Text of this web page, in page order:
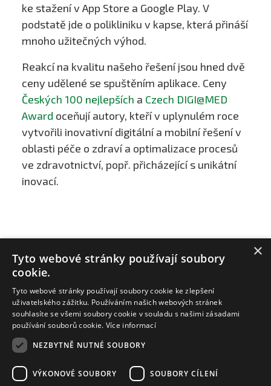
ke stažení v App Store a Google Play. V
podstatě jde o polikliniku v kapse, která přináší
mnoho užitečných výhod.
Reakcí na kvalitu našeho řešení jsou hned dvě
ceny udělené se spuštěním aplikace. Ceny
Českých 100 nejlepších a Czech DIGI@MED
Award oceňují autory, kteří v uplynulém roce
vytvořili inovativní digitální a mobilní řešení v
oblasti péče o zdraví a optimalizace procesů
ve zdravotnictví, popř. přicházející s unikátní
inovací.
email:
zat@zat.cz
+420 318 652 111
×
Tyto webové stránky používají soubory
cookie.
Tyto webové stránky používají soubory cookie ke zlepšení
uživatelského zážitku. Používáním našich webových stránek
souhlasíte se všemi soubory cookie v souladu s našimi zásadami
používání souborů cookie. Více informací
NEZBYTNĚ NUTNÉ SOUBORY
VÝKONOVÉ SOUBORY SOUBORY CÍLENÍ